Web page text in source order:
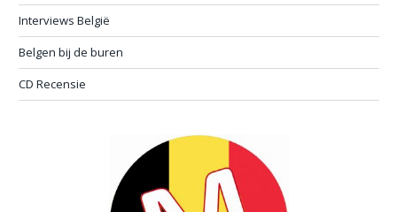
Interviews België
Belgen bij de buren
CD Recensie